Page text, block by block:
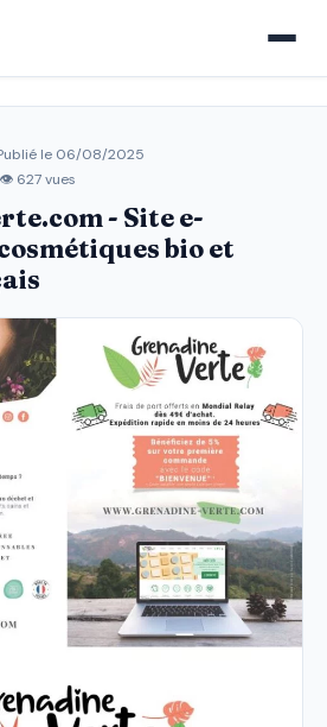
le 06/08/2025
👁 627 vues
- Site e-
bio et